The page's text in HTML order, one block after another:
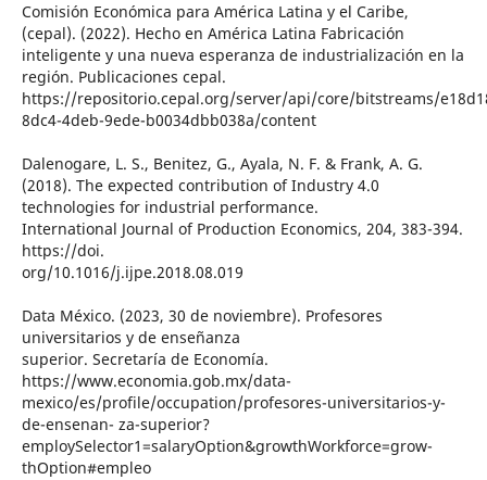
Comisión Económica para América Latina y el Caribe,
(cepal). (2022). Hecho en América Latina Fabricación
inteligente y una nueva esperanza de industrialización en la
región. Publicaciones cepal.
https://repositorio.cepal.org/server/api/core/bitstreams/
8dc4-4deb-9ede-b0034dbb038a/content
Dalenogare, L. S., Benitez, G., Ayala, N. F. & Frank, A. G.
(2018). The expected contribution of Industry 4.0
technologies for industrial performance.
International Journal of Production Economics, 204, 383-394.
https://doi.
org/10.1016/j.ijpe.2018.08.019
Data México. (2023, 30 de noviembre). Profesores
universitarios y de enseñanza
superior. Secretaría de Economía.
https://www.economia.gob.mx/data-
mexico/es/profile/occupation/profesores-universitarios-y-
de-ensenan- za-superior?
employSelector1=salaryOption&growthWorkforce=grow-
thOption#empleo